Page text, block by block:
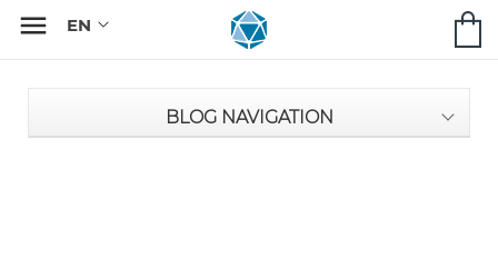

BLOG NAVIGATION